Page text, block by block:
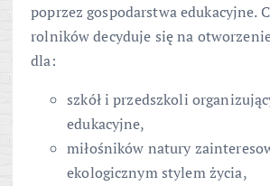
poprzez gospodarstwa edukacyjne.
rolników decyduje się na
dla:
szkół i przedszkoli
edukacyjne,
miłośników natury
ekologicznym stylem życia,